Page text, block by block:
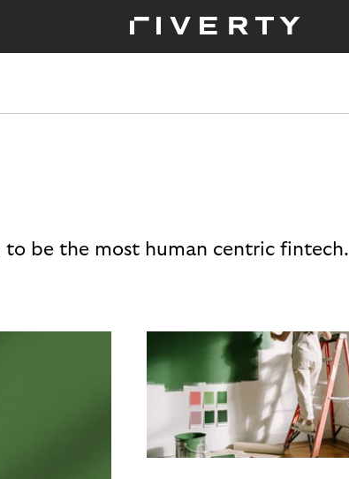
to be the most human centric fintech.